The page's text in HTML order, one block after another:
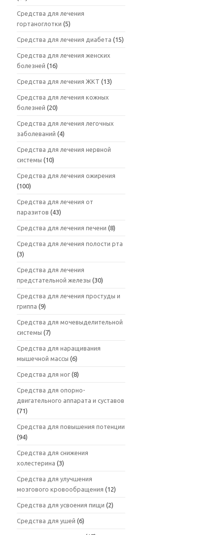
Средства для лечения
гортаноглотки (5)
Средства для лечения диабета (15)
Средства для лечения женских
болезней (16)
Средства для лечения ЖКТ (13)
Средства для лечения кожных
болезней (20)
Средства для лечения легочных
заболеваний (4)
Средства для лечения нервной
системы (10)
Средства для лечения ожирения
(100)
Средства для лечения от
паразитов (43)
Средства для лечения печени (8)
Средства для лечения полости рта
(3)
Средства для лечения
предстательной железы (30)
Средства для лечения простуды и
гриппа (9)
Средства для мочевыделительной
системы (7)
Средства для наращивания
мышечной массы (6)
Средства для ног (8)
Средства для опорно-
двигательного аппарата и суставов
(71)
Средства для повышения потенции
(94)
Средства для снижения
холестерина (3)
Средства для улучшения
мозгового кровообращения (12)
Средства для усвоения пищи (2)
Средства для ушей (6)